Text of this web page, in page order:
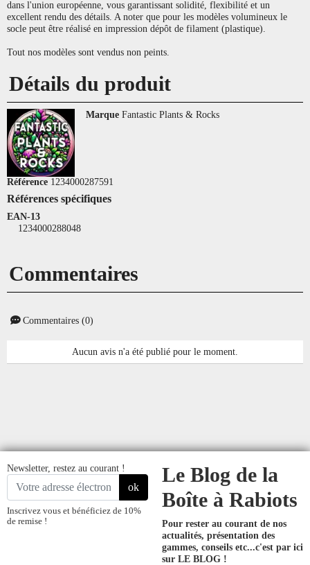
dans l'union européenne, vous garantissant solidité, flexibilité et un
excellent rendu des détails. A noter que pour les modèles volumineux le
socle peut être réalisé en impression dépôt de filament (plastique).
Tout nos modèles sont vendus non peints.
Détails du produit
Marque Fantastic Plants & Rocks
Référence 1234000287591
Références spécifiques
EAN-13
1234000288048
Commentaires
Commentaires (0)
Aucun avis n'a été publié pour le moment.
Newsletter, restez au courant !
ok
Inscrivez vous et bénéficiez de 10%
de remise !
Le Blog de la
Boîte à Rabiots
Pour rester au courant de nos
actualités, présentation des
gammes, conseils etc...c'est par ici
sur LE BLOG !